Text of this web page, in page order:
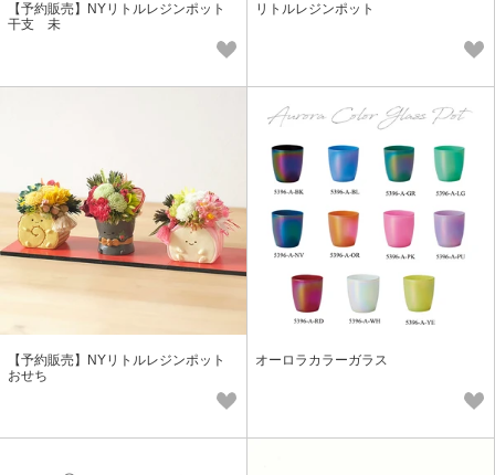
【予約販売】NYリトルレジンポット
干支 未
リトルレジンポット
【予約販売】NYリトルレジンポット
おせち
オーロラカラーガラス